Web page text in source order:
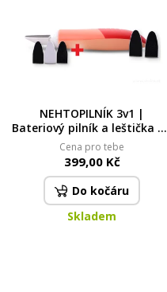
NEHTOPILNÍK 3v1 |
Bateriový pilník a leštička na
nehty + 3 nástavce
Cena pro tebe
399,00 Kč
Do kočáru
Skladem